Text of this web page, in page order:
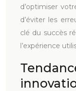
d’optimiser
d’éviter les
clé du succès
l’expérience